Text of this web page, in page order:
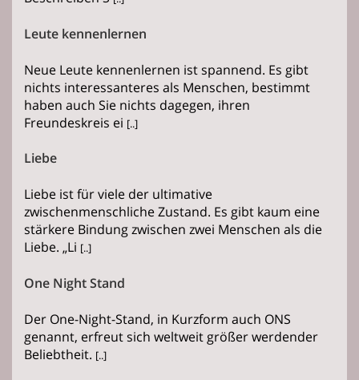
Leute kennenlernen
Neue Leute kennenlernen ist spannend. Es gibt
nichts interessanteres als Menschen, bestimmt
haben auch Sie nichts dagegen, ihren
Freundeskreis ei [..]
Liebe
Liebe ist für viele der ultimative
zwischenmenschliche Zustand. Es gibt kaum eine
stärkere Bindung zwischen zwei Menschen als die
Liebe. „Li [..]
One Night Stand
Der One-Night-Stand, in Kurzform auch ONS
genannt, erfreut sich weltweit größer werdender
Beliebtheit. [..]